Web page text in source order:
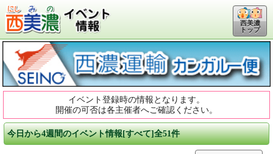
西美濃
トップ
イベント登録時の情報となります。
開催の可否は各主催者へご確認ください。
今日から4週間のイベント情報[すべて]全51件